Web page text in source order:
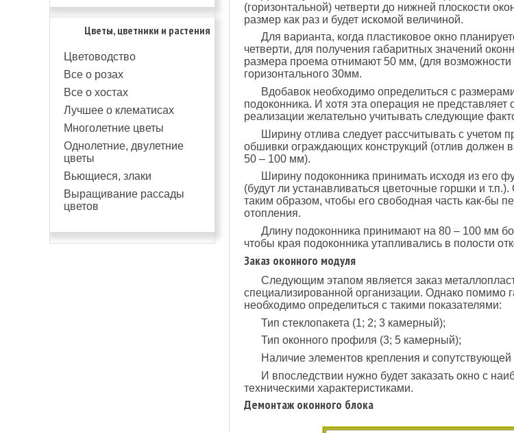
Цветы, цветники и растения
Цветоводство
Все о розах
Все о хостах
Лучшее о клематисах
Многолетние цветы
Однолетние, двулетние
цветы
Вьющиеся, злаки
Выращивание рассады
цветов
(горизонтальной) четверти до нижней плоскости
размер как раз и будет искомой величиной.
Для варианта, когда пластиковое окно
четверти, для получения габаритных значений
размера проема отнимают 50 мм, (для возможности
горизонтального 30мм.
Вдобавок необходимо определиться с
подоконника. И хотя эта операция не представляет
реализации желательно учитывать следующие
Ширину отлива следует рассчитывать с учетом
обшивки ограждающих конструкций (отлив должен
50 – 100 мм).
Ширину подоконника принимать исходя из его
(будут ли устанавливаться цветочные горшки и
таким образом, чтобы его свободная часть как-бы
отопления.
Длину подоконника принимают на 80 – 100 мм
чтобы края подоконника утапливались в полости
Заказ оконного модуля
Следующим этапом является заказ
специализированной организации. Однако помимо
необходимо определиться с такими показателями:
Тип стеклопакета (1; 2; 3 камерный);
Тип оконного профиля (3; 5 камерный);
Наличие элементов крепления и
И впоследствии нужно будет заказать окно с
техническими характеристиками.
Демонтаж оконного блока